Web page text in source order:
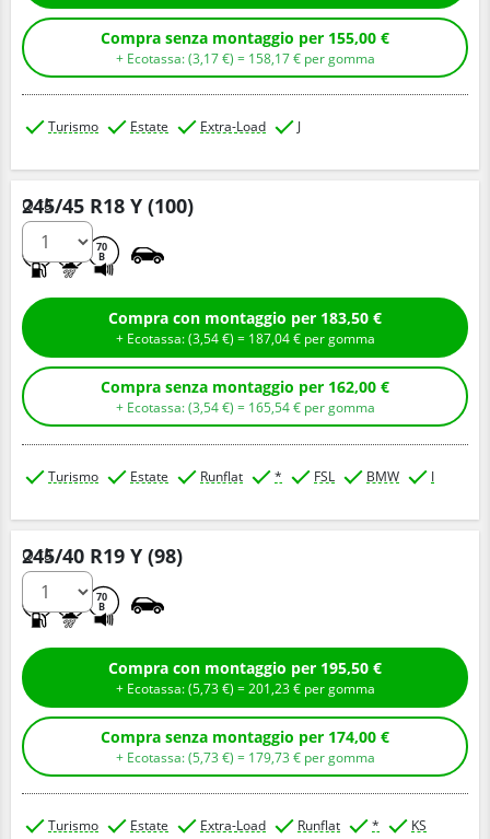
Compra senza montaggio per 155,00 €
+ Ecotassa: (3,17€ ) = 158,17€ per gomma
Turismo Estate Extra-Load J
245/45 R18 Y (100)
70
B
Q.tà
Compra con montaggio per 183,50 €
+ Ecotassa: (3,54€ ) = 187,04€ per gomma
Compra senza montaggio per 162,00 €
+ Ecotassa: (3,54€ ) = 165,54€ per gomma
Turismo Estate Runflat * FSL BMW I
245/40 R19 Y (98)
70
B
Q.tà
Compra con montaggio per 195,50 €
+ Ecotassa: (5,73€ ) =201,23€ per gomma
Compra senza montaggio per 174,00 €
+ Ecotassa: (5,73 € ) = 179,73 € per gomma
Turismo Estate Extra-Load Runflat *
KS